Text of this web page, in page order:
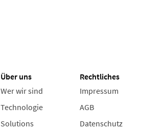
Über uns
Wer wir sind
Technologie
Solutions
Rechtliches
Impressum
AGB
Datenschutz